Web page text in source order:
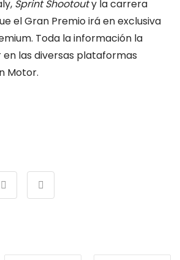
Sprint Shootouty la carrera
el Gran Premio irá en exclusiva
Toda la información la
las diversas plataformas
Motor.